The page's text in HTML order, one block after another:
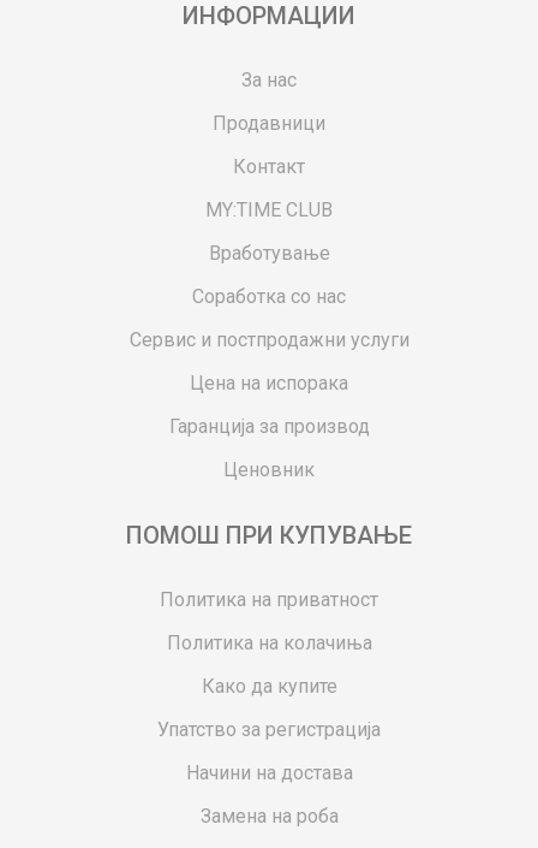
ИНФОРМАЦИИ
За нас
Продавници
Контакт
MY:TIME CLUB
Вработување
Соработка со нас
Сервис и постпродажни услуги
Цена на испорака
Гаранција за производ
Ценовник
ПОМОШ ПРИ КУПУВАЊЕ
Политика на приватност
Политика на колачиња
Како да купите
Упатство за регистрација
Начини на достава
Замена на роба